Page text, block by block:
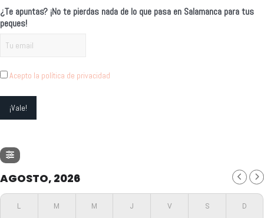
¿Te apuntas? ¡No te pierdas nada de lo que pasa en Salamanca para tus
peques!
Acepto la política de privacidad
AGOSTO, 2026